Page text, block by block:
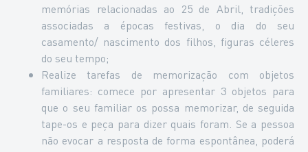
memórias relacionadas ao 25 de Abril, tradições
associadas a épocas festivas, o dia do seu
casamento/ nascimento dos filhos, figuras céleres
do seu tempo;
Realize tarefas de memorização com objetos
familiares: comece por apresentar 3 objetos para
que o seu familiar os possa memorizar, de seguida
tape-os e peça para dizer quais foram. Se a pessoa
não evocar a resposta de forma espontânea, poderá